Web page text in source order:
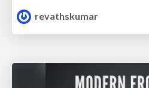
revathskumar